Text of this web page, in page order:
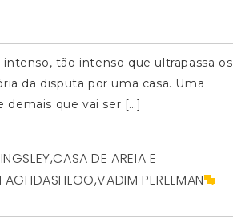
tão intenso que ultrapassa os
da disputa por uma casa. Uma
demais que vai ser […]
,CASA DE AREIA E
AGHDASHLOO,VADIM PERELMAN